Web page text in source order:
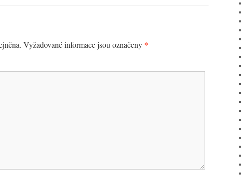
Vyžadované informace jsou označeny *